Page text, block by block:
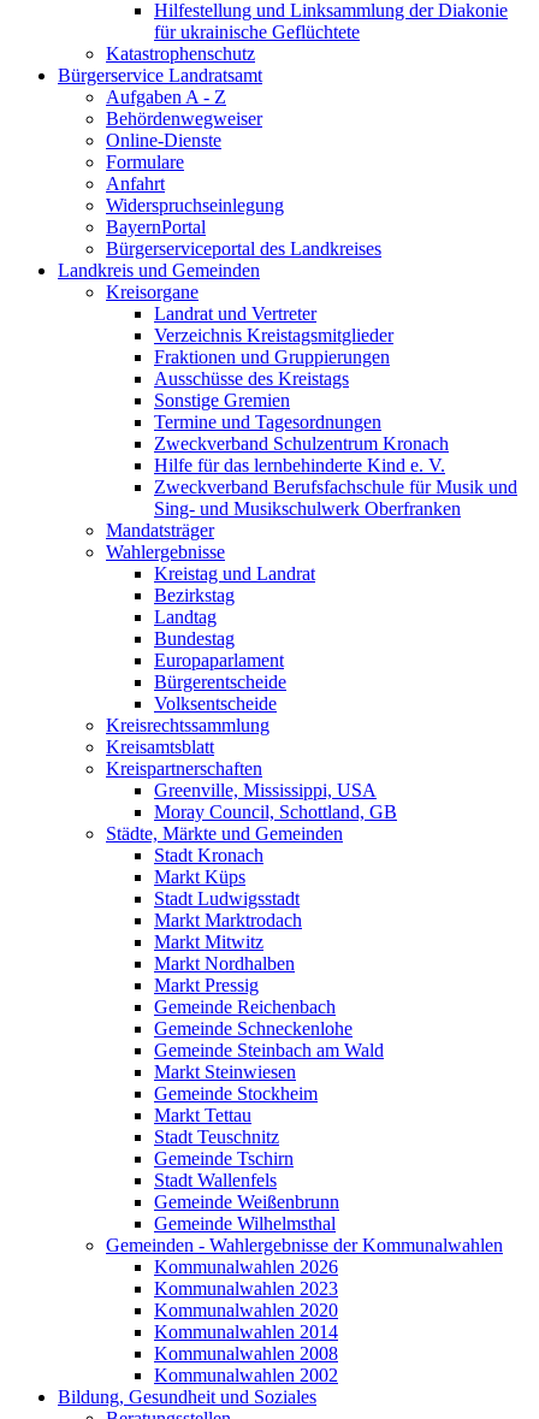
Hilfestellung und Linksammlung der Diakonie
für ukrainische Geflüchtete
Katastrophenschutz
Bürgerservice Landratsamt
Aufgaben A - Z
Behördenwegweiser
Online-Dienste
Formulare
Anfahrt
Widerspruchseinlegung
BayernPortal
Bürgerserviceportal des Landkreises
Landkreis und Gemeinden
Kreisorgane
Landrat und Vertreter
Verzeichnis Kreistagsmitglieder
Fraktionen und Gruppierungen
Ausschüsse des Kreistags
Sonstige Gremien
Termine und Tagesordnungen
Zweckverband Schulzentrum Kronach
Hilfe für das lernbehinderte Kind e. V.
Zweckverband Berufsfachschule für Musik und
Sing- und Musikschulwerk Oberfranken
Mandatsträger
Wahlergebnisse
Kreistag und Landrat
Bezirkstag
Landtag
Bundestag
Europaparlament
Bürgerentscheide
Volksentscheide
Kreisrechtssammlung
Kreisamtsblatt
Kreispartnerschaften
Greenville, Mississippi, USA
Moray Council, Schottland, GB
Städte, Märkte und Gemeinden
Stadt Kronach
Markt Küps
Stadt Ludwigsstadt
Markt Marktrodach
Markt Mitwitz
Markt Nordhalben
Markt Pressig
Gemeinde Reichenbach
Gemeinde Schneckenlohe
Gemeinde Steinbach am Wald
Markt Steinwiesen
Gemeinde Stockheim
Markt Tettau
Stadt Teuschnitz
Gemeinde Tschirn
Stadt Wallenfels
Gemeinde Weißenbrunn
Gemeinde Wilhelmsthal
Gemeinden - Wahlergebnisse der Kommunalwahlen
Kommunalwahlen 2026
Kommunalwahlen 2023
Kommunalwahlen 2020
Kommunalwahlen 2014
Kommunalwahlen 2008
Kommunalwahlen 2002
Bildung, Gesundheit und Soziales